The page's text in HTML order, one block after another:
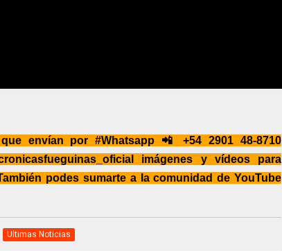
envían por #Whatsapp 📲 +54 2901 48-8710
imágenes y vídeos para
podes sumarte a la comunidad de YouTube
Ultimas Noticias